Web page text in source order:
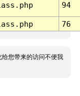
94
76
您带来的访问不便我